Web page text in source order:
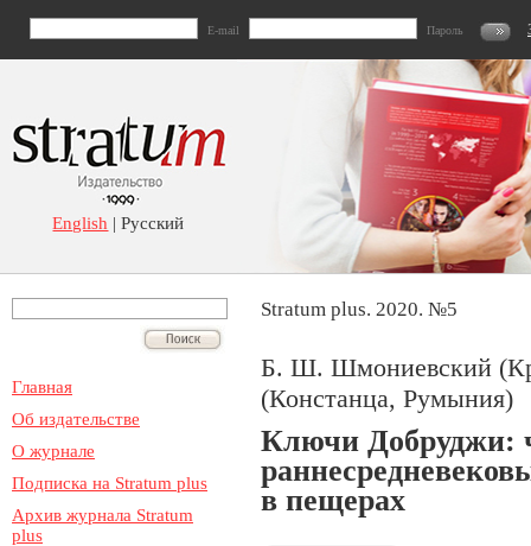
E-mail Пароль
English | Русский
Главная
Об издательстве
О журнале
Подписка на Stratum plus
Архив журнала Stratum
plus
Stratum plus. 2020. №5
Б. Ш. Шмoниевский
(Констанца, Румыния)
Ключи Добруджи:
в пещерах